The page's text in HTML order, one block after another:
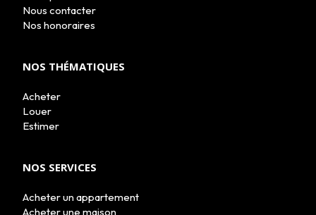
Nous contacter
Nos honoraires
NOS THÉMATIQUES
Acheter
Louer
Estimer
NOS SERVICES
Acheter un appartement
Acheter une maison